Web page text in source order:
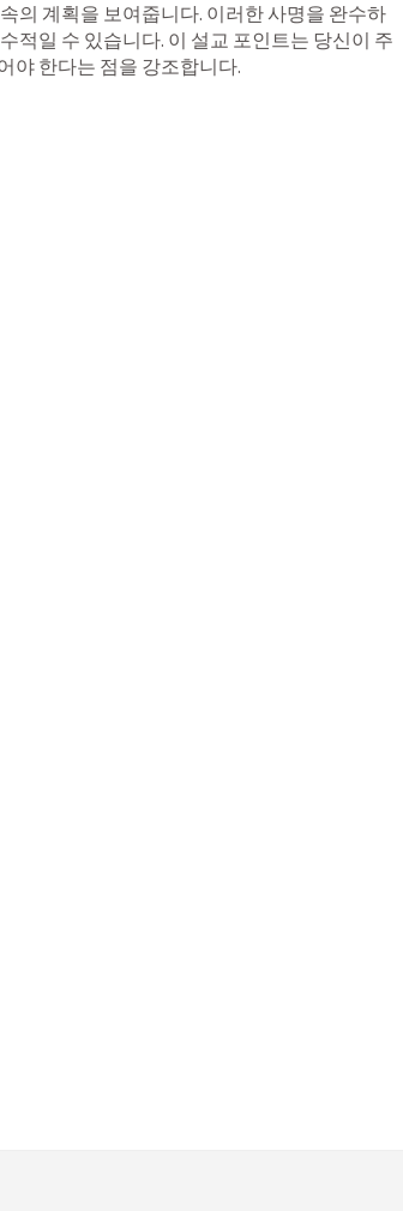
의 계획을 보여줍니다. 이러한 사명을 완수하
적일 수 있습니다. 이 설교 포인트는 당신이 주
야 한다는 점을 강조합니다.